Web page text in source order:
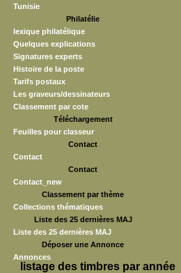
Tunisie
Philatélie
lexique philatélique
Quelques explications
Signatures experts
Histoire de la poste
Tarifs postaux
Les graveurs/dessinateurs
Classement par cote
Téléchargement
Feuilles pour classeur
Contact
Contact
Contact
Contact_new
Classement par thème
Collections thématiques
Liste des 25 dernières MAJ
Liste des 25 dernières MAJ
Déposer une Annonce
Annonces
listage des timbres par année